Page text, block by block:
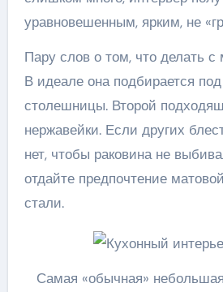
уравновешенным, ярким, не
Пару слов о том, что делать с
В идеале она подбирается
столешницы. Второй
нержавейки. Если других
нет, чтобы раковина не
отдайте предпочтение
стали.
Самая «обычная»